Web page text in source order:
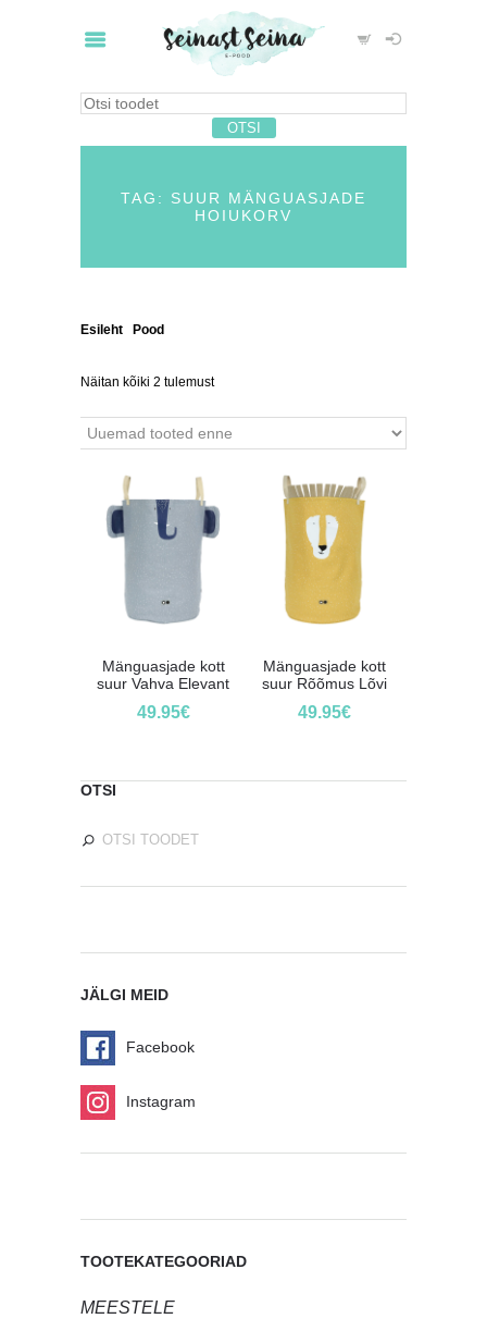
TAG: SUUR MÄNGUASJADE
HOIUKORV
Esileht Pood
Näitan kõiki 2 tulemust
Mänguasjade kott
suur Vahva Elevant
49.95€
Mänguasjade kott
suur Rõõmus Lõvi
49.95€
OTSI
JÄLGI MEID
Facebook
Instagram
TOOTEKATEGOORIAD
MEESTELE